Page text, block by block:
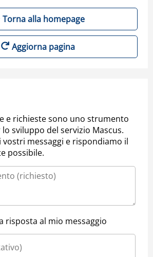
Torna alla homepage
Aggiorna pagina
e richieste sono uno strumento
sviluppo del servizio Mascus.
messaggi e rispondiamo il
possibile.
risposta al mio messaggio